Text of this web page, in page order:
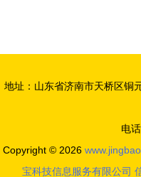
技术咨询服
机遇
地址：山东省济南市天桥区铜
电
Copyright © 2026
宝科技信息服务有限公司